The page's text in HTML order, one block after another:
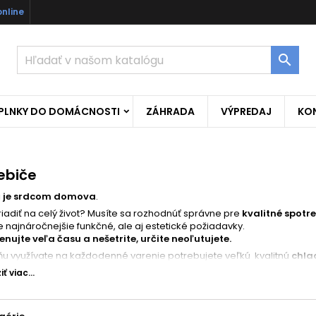

DO DOMÁCNOSTI ZÁHRADA VÝPREDAJ
je srdcom domova.
na celý život? Musíte sa rozhodnúť správne pre kvalitné
najnáročnejšie funkčné, ale aj estetické požiadavky.
veľa času a nešetrite, určite neoľutujete.
využívate na každodenné varenie potrebujete veľkú kvalitnú
najďalej od chladničky a chladničku čo najďalej od radiátora, aby
miestom na vašej pracovnej doske amikrovlnkusi dajte
viac...